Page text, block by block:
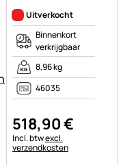
Uitverkocht
Binnenkort
verkrijgbaar
8,96 kg
46035
518,90€
Belastinginformatie:
Incl. btwexcl.
verzendkosten